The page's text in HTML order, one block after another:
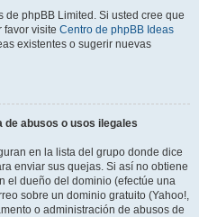
de phpBB Limited. Si usted cree que
favor visite Centro de phpBB Ideas
existentes o sugerir nuevas
abusos o usos ilegales
en la lista del grupo donde dice
enviar sus quejas. Si así no obtiene
el dueño del dominio (efectúe una
sobre un dominio gratuito (Yahoo!,
o administración de abusos de